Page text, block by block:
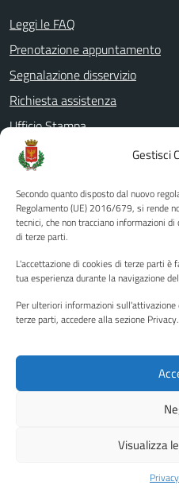
Gestisci
Secondo quanto disposto dal nuovo
Regolamento (UE) 2016/679, si rende
tecnici, che non tracciano informazioni
di terze parti.
L'accettazione di cookies di terze parti
tua esperienza durante la navigazione
Per ulteriori informazioni
terze parti, accedere alla sezione Privacy.
Visualizza
Leggi le FAQ
Prenotazione appuntamento
Segnalazione disservizio
Richiesta assistenza
Ufficio Stampa
Amministrazione Trasparente
Albo pretorio
Informativa privacy
Note legali
Piano di miglioramento del sito